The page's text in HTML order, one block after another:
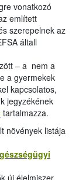
vonatkozó
említett
szerepelnek az
általi
– a nem a
a gyermekek
kapcsolatos,
jegyzékének
tartalmazza.
növények listája